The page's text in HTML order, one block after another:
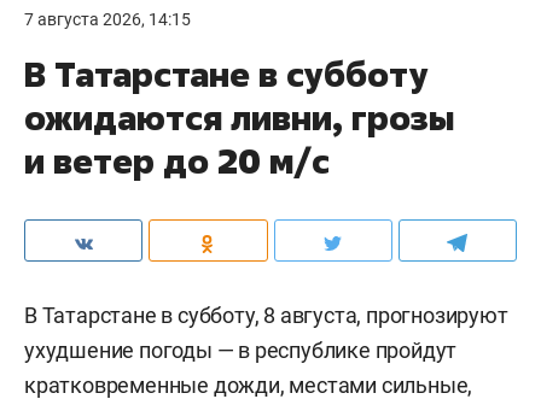
7 августа 2026, 14:15
В Татарстане в субботу
ожидаются ливни, грозы
и ветер до 20 м/с
В Татарстане в субботу, 8 августа, прогнозируют
ухудшение погоды — в республике пройдут
кратковременные дожди, местами сильные,